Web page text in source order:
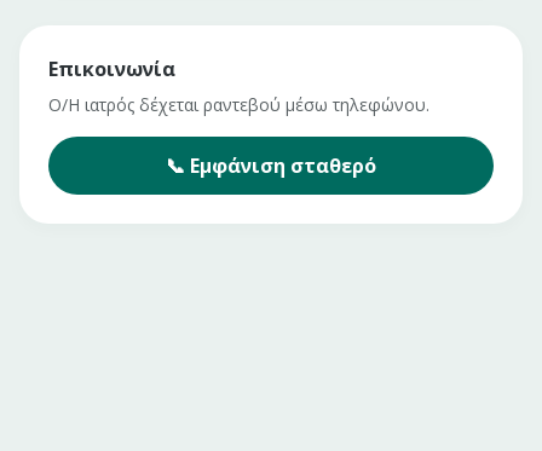
Επικοινωνία
Ο/Η ιατρός δέχεται ραντεβού μέσω τηλεφώνου.
📞 Εμφάνιση σταθερό